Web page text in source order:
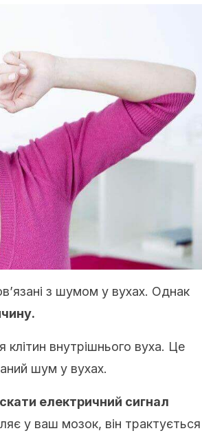
з шумом у вухах. Однак
внутрішнього вуха. Це
шум у вухах.
електричний сигнал
у ваш мозок, він трактується